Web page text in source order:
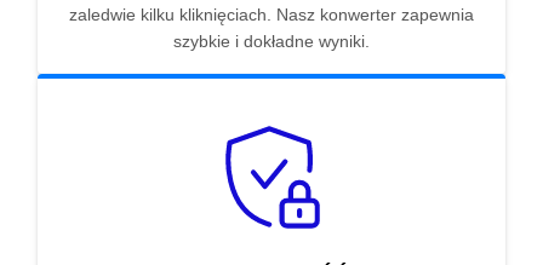
zaledwie kilku kliknięciach. Nasz konwerter zapewnia
szybkie i dokładne wyniki.